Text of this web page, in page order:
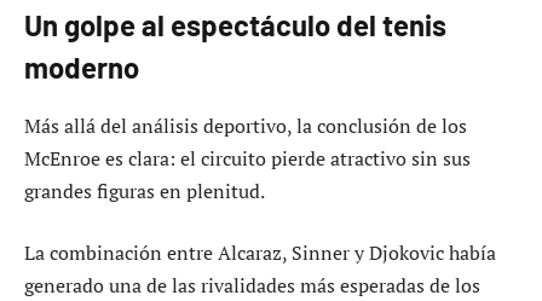
Un golpe al espectáculo del tenis
moderno
Más allá del análisis deportivo, la conclusión de los
McEnroe es clara: el circuito pierde atractivo sin sus
grandes figuras en plenitud.
La combinación entre Alcaraz, Sinner y Djokovic había
generado una de las rivalidades más esperadas de los